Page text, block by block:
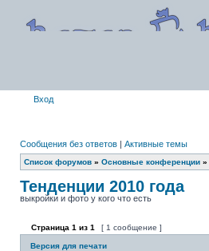
Вход
Сообщения без ответов | Активные темы
Список форумов » Основные конференции »
Тенденции 2010 года
выкройки и фото у кого что есть
Страница 1 из 1 [ 1 сообщение ]
Версия для печати